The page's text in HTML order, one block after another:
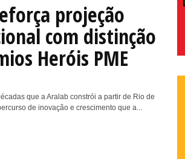
projeção
com distinção
Heróis PME
que a Aralab constrói a partir de Rio de
de inovação e crescimento que a...